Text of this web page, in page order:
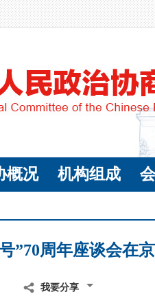
概况 机构组成
”70周年座谈会在
我要分享